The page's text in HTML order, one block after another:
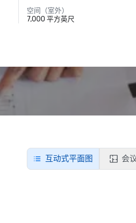
空间（室外）
7,000 平方英尺
互动式平面图 会